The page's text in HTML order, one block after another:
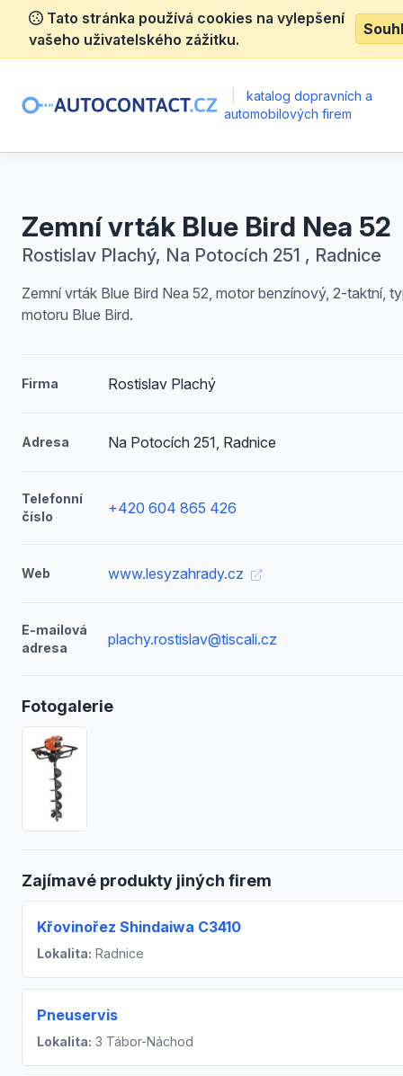
Tato stránka používá cookies na vylepšení
vašeho uživatelského zážitku.
katalog dopravních a
automobilových firem
Zemní vrták Blue Bird Nea 52
Rostislav Plachý, Na Potocích 251 , Radnice
Zemní vrták Blue Bird Nea 52, motor benzínový, 2-taktní,
motoru Blue Bird.
Firma Rostislav Plachý
Adresa Na Potocích 251, Radnice
Telefonní
číslo
+420 604 865 426
Web www.lesyzahrady.cz
E-mailová
adresa
plachy.rostislav@tiscali.cz
Fotogalerie
Zajímavé produkty jiných firem
Křovinořez Shindaiwa C3410
Lokalita: Radnice
Pneuservis
Lokalita: 3 Tábor-Náchod